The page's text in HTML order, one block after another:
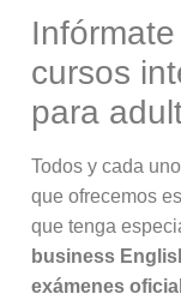
cursos
para
Todos y cada
que ofrecemos
que tenga
business
exámenes